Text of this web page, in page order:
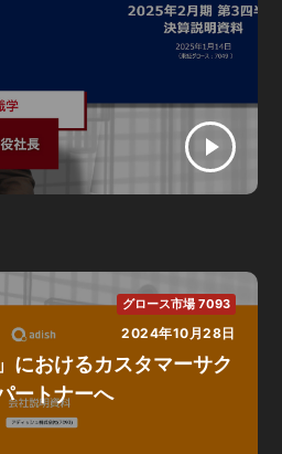
グロース市場 7093
2024年10月28日
におけるカスタマーサク
ートナーへ